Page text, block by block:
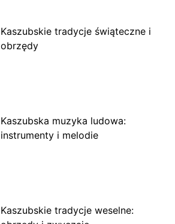
Kaszubskie tradycje świąteczne i
obrzędy
Kaszubska muzyka ludowa:
instrumenty i melodie
Kaszubskie tradycje weselne: